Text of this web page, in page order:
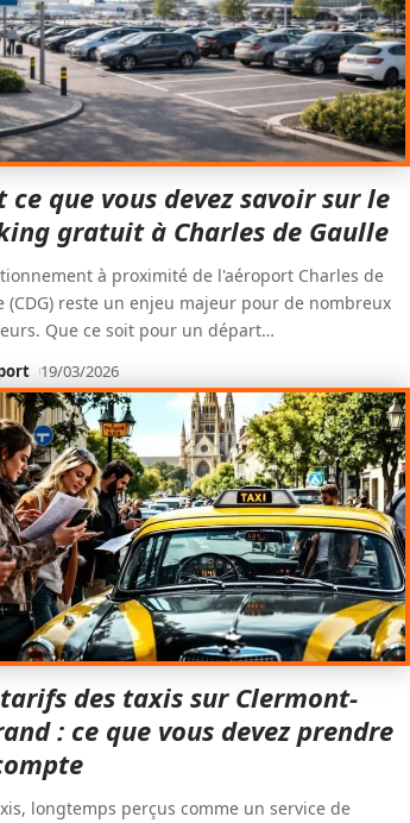
ce que vous devez savoir sur le
gratuit à Charles de Gaulle
à proximité de l'aéroport Charles de
(CDG) reste un enjeu majeur pour de nombreux
Que ce soit pour un départ…
19/03/2026
des taxis sur Clermont-
: ce que vous devez prendre
longtemps perçus comme un service de